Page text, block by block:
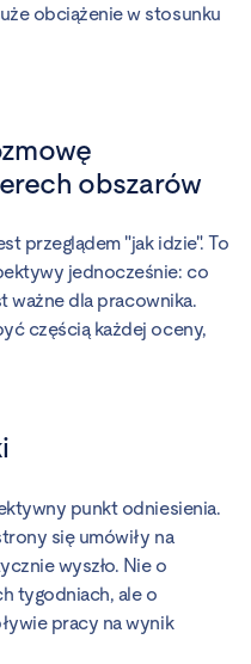
obciążenie w stosunku
obszarów
przeglądem "jak idzie". To
jednocześnie: co
ważne dla pracownika.
częścią każdej oceny,
punkt odniesienia.
się umówiły na
wyszło. Nie o
tygodniach, ale o
pracy na wynik